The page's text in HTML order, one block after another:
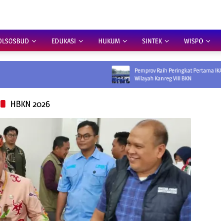
EDUKASI HUKUM SINTEK WISPO
Pemprov Raih Peringkat Pertama IKADA 2026 di
Wilayah Kanreg VIII BKN
HBKN 2026